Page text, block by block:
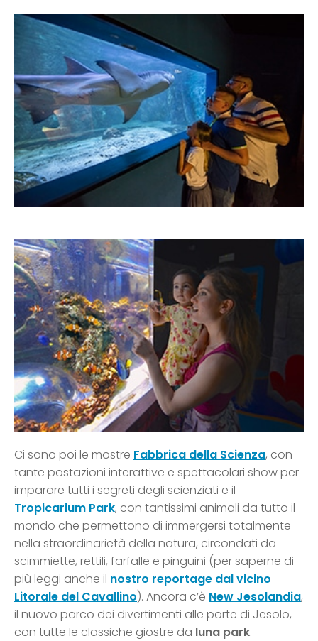
Ci sono poi le mostre Fabbrica della Scienza, con
tante postazioni interattive e spettacolari show per
imparare tutti i segreti degli scienziati e il
Tropicarium Park, con tantissimi animali da tutto il
mondo che permettono di immergersi totalmente
nella straordinarietà della natura, circondati da
scimmiette, rettili, farfalle e pinguini (per saperne di
più leggi anche il nostro reportage dal vicino
Litorale del Cavallino). Ancora c’è New Jesolandia,
il nuovo parco dei divertimenti alle porte di Jesolo,
con tutte le classiche giostre da luna park.